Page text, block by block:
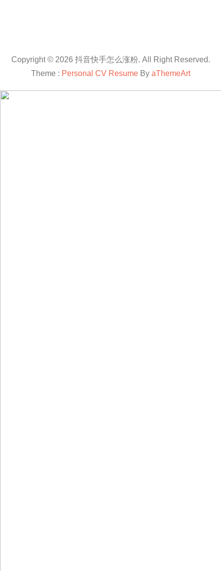
Copyright © 2026 抖音快手怎么涨粉. All Right Reserved.
Theme : Personal CV ResumeBy aThemeArt